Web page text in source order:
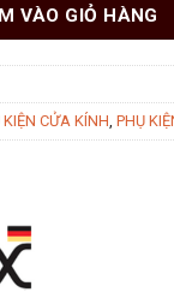
VÀO GIỎ HÀNG
KIỆN CỬA KÍNH PHỤ